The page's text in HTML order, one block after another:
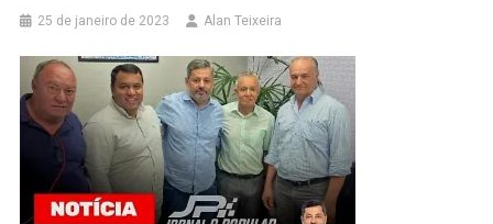
25 de janeiro de 2023 Alan Teixeira